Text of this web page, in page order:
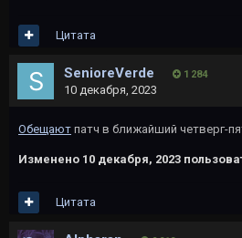
Цитата
SenioreVerde 1 284
10 декабря, 2023
Обещают патч в ближайший четверг-
Изменено 10 декабря, 2023
Цитата